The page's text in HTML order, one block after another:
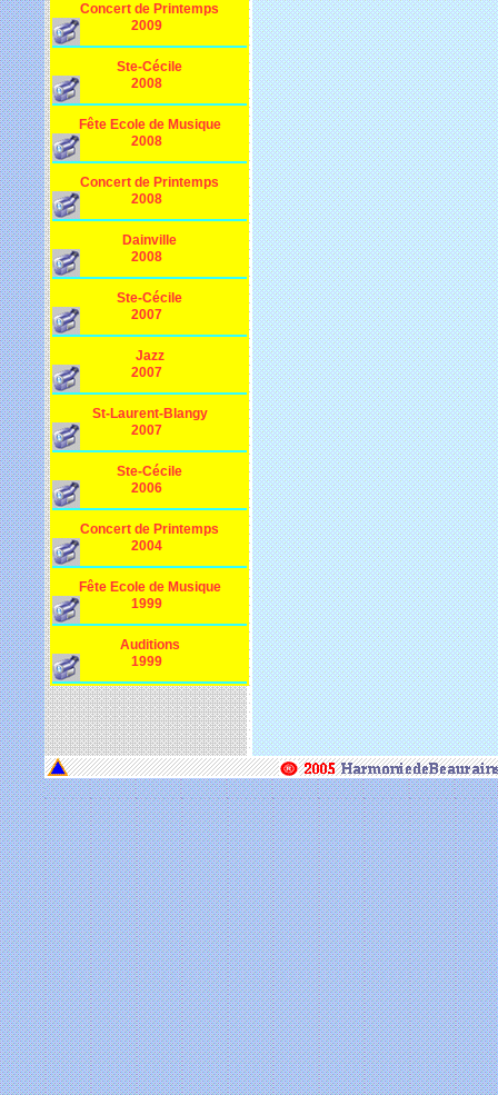
Concert de Printemps
2009
Ste-Cécile
2008
Fête Ecole de Musique
2008
Concert de Printemps
2008
Dainville
2008
Ste-Cécile
2007
Jazz
2007
St-Laurent-Blangy
2007
Ste-Cécile
2006
Concert de Printemps
2004
Fête Ecole de Musique
1999
Auditions
1999